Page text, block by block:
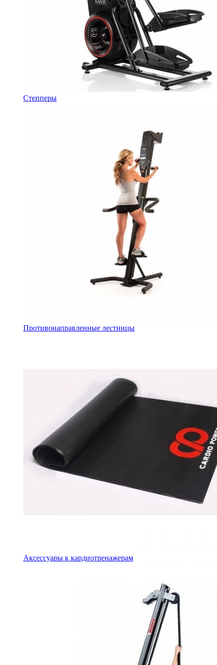
Степперы
Противонаправленные лестницы
Аксессуары к кардиотренажерам